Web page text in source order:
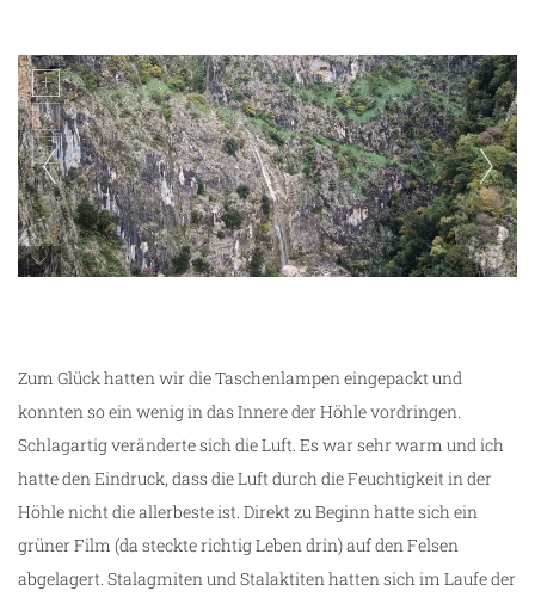
Zum Glück hatten wir die Taschenlampen eingepackt und
konnten so ein wenig in das Innere der Höhle vordringen.
Schlagartig veränderte sich die Luft. Es war sehr warm und ich
hatte den Eindruck, dass die Luft durch die Feuchtigkeit in der
Höhle nicht die allerbeste ist. Direkt zu Beginn hatte sich ein
grüner Film (da steckte richtig Leben drin) auf den Felsen
abgelagert. Stalagmiten und Stalaktiten hatten sich im Laufe der